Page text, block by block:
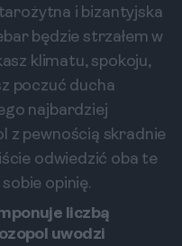
i bizantyjska
będzie strzałem w
klimatu, spokoju,
poczuć ducha
najbardziej
z pewnością skradnie
odwiedzić oba te
opinię.
liczbą
uwodzi